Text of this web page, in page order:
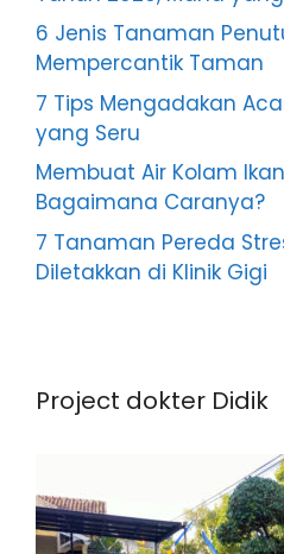
6 Jenis Tanaman
Mempercantik Taman
7 Tips Mengadakan
yang Seru
Membuat Air Kolam
Bagaimana Caranya?
7 Tanaman Pereda
Diletakkan di Klinik Gigi
Project dokter Didik